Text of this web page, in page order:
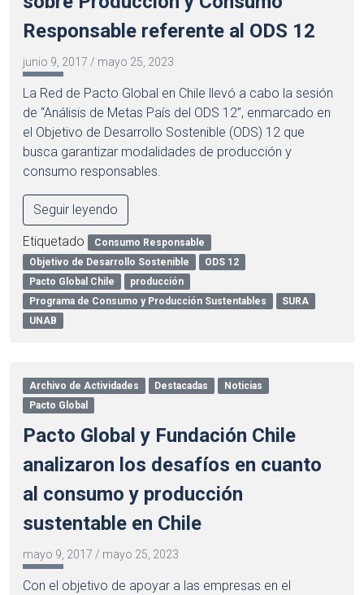
Responsable referente al ODS 12
junio 9, 2017 / mayo 25, 2023
La Red de Pacto Global en Chile llevó a cabo la sesión
de “Análisis de Metas País del ODS 12”, enmarcado en
el Objetivo de Desarrollo Sostenible (ODS) 12 que
busca garantizar modalidades de producción y
consumo responsables.
Seguir leyendo
Etiquetado
Consumo Responsable
Objetivo de Desarrollo Sostenible
ODS 12
Pacto Global Chile
producción
Programa de Consumo y Producción Sustentables
SURA
UNAB
Archivo de Actividades Destacadas
Noticias
Pacto Global
Pacto Global y Fundación Chile
analizaron los desafíos en cuanto
al consumo y producción
sustentable en Chile
mayo 9, 2017 / mayo 25, 2023
Con el objetivo de apoyar a las empresas en el